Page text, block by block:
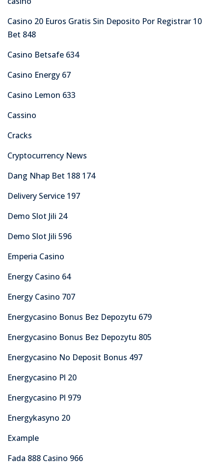
Casino 20 Euros Gratis Sin Deposito Por Registrar 10
Bet 848
Casino Betsafe 634
Casino Energy 67
Casino Lemon 633
Cassino
Cracks
Cryptocurrency News
Dang Nhap Bet 188 174
Delivery Service 197
Demo Slot Jili 24
Demo Slot Jili 596
Emperia Casino
Energy Casino 64
Energy Casino 707
Energycasino Bonus Bez Depozytu 679
Energycasino Bonus Bez Depozytu 805
Energycasino No Deposit Bonus 497
Energycasino Pl 20
Energycasino Pl 979
Energykasyno 20
Example
Fada 888 Casino 966